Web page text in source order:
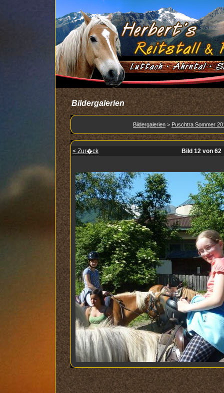
Bildergalerien
Bildergalerien > Puschtra Sommer
< Zur�ck Bild 12 von 62